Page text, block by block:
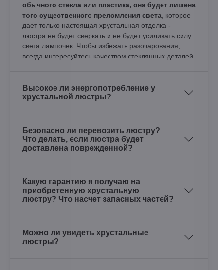
обычного стекла или пластика, она будет лишена
того существенного преломления света , которое
дает только настоящая хрустальная отделка -
люстра не будет сверкать и не будет усиливать силу
света лампочек. Чтобы избежать разочарования,
всегда интересуйтесь качеством стеклянных деталей.
Высокое ли энергопотребление у
хрустальной люстры?
Безопасно ли перевозить люстру?
Что делать, если люстра будет
доставлена поврежденной?
Какую гарантию я получаю на
приобретенную хрустальную
люстру? Что насчет запасных частей?
Можно ли увидеть хрустальные
люстры?